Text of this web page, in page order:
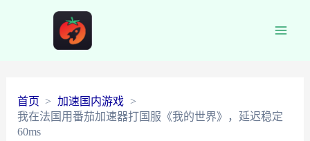
首页
加速国内游戏
我在法国用番茄加速器打国服《我的世界》，延迟稳定
60ms